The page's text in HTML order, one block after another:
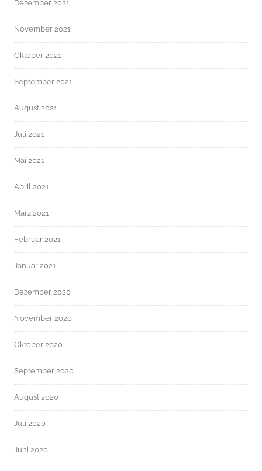
Dezember 2021
November 2021
Oktober 2021
September 2021
August 2021
Juli 2021
Mai 2021
April 2021
März 2021
Februar 2021
Januar 2021
Dezember 2020
November 2020
Oktober 2020
September 2020
August 2020
Juli 2020
Juni 2020